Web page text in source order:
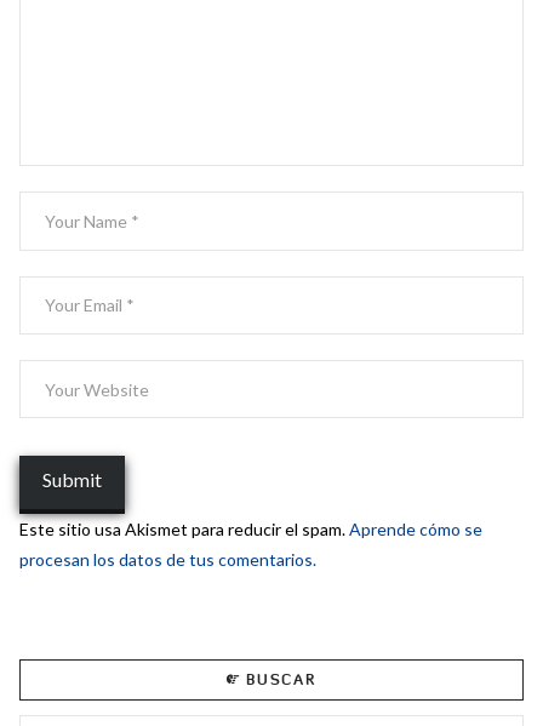
Este sitio usa Akismet para reducir el spam.Aprende cómo se
procesan los datos de tus comentarios.
BUSCAR